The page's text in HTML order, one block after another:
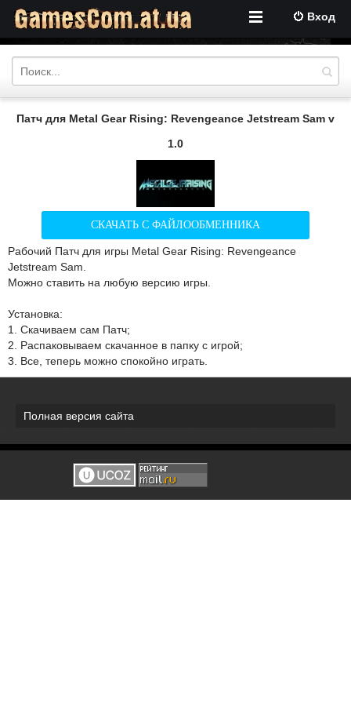
Вход
Патч для Metal Gear Rising: Revengeance Jetstream Sam v
1.0
СКАЧАТЬ С ФАЙЛООБМЕННИКА
Рабочий Патч для игры Metal Gear Rising: Revengeance
Jetstream Sam.
Можно ставить на любую версию игры.
Установка:
1. Скачиваем сам Патч;
2. Распаковываем скачанное в папку с игрой;
3. Все, теперь можно спокойно играть.
Полная версия сайта